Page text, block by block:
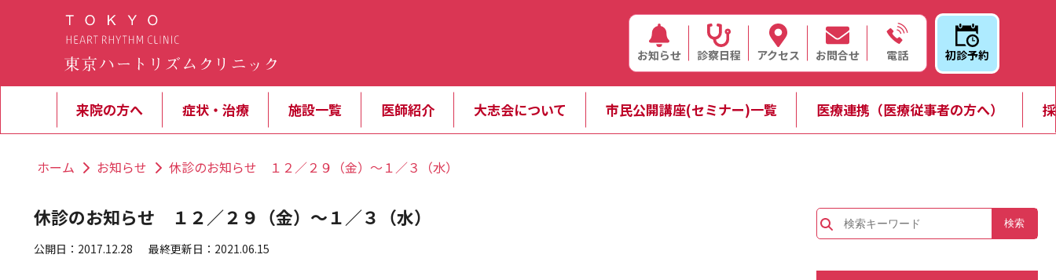
初診予約
お知らせ 診察日程 アクセス お問合せ 電話
来院の方へ 症状・治療 施設一覧 医師紹介 大志会について 市民公開講座(セミナー)一覧 医療連携（医療従事者の方へ）
ホーム お知らせ 休診のお知らせ １２／２９（金）～１／３（水）
休診のお知らせ １２／２９（金）～１／３（水）
公開日：2017.12.28 最終更新日：2021.06.15